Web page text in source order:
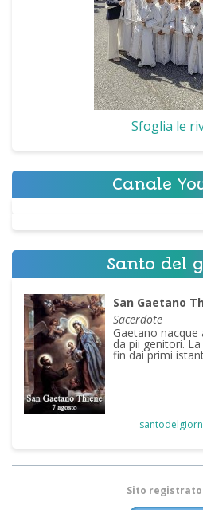
Sfoglia le
Canale
Santo del
San Gaetano
Sacerdote
Gaetano nacque
da pii genitori.
fin dai primi
Sito